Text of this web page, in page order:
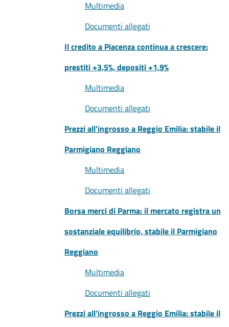
Multimedia
Documenti allegati
Il credito a Piacenza continua a crescere:
prestiti +3,5%, depositi +1,9%
Multimedia
Documenti allegati
Prezzi all'ingrosso a Reggio Emilia: stabile il
Parmigiano Reggiano
Multimedia
Documenti allegati
Borsa merci di Parma: il mercato registra un
sostanziale equilibrio, stabile il Parmigiano
Reggiano
Multimedia
Documenti allegati
Prezzi all'ingrosso a Reggio Emilia: stabile il